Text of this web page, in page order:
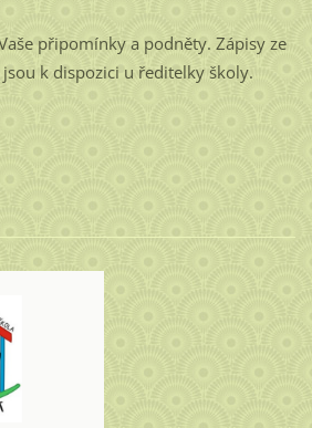
připomínky a podněty. Zápisy ze
k dispozici u ředitelky školy.